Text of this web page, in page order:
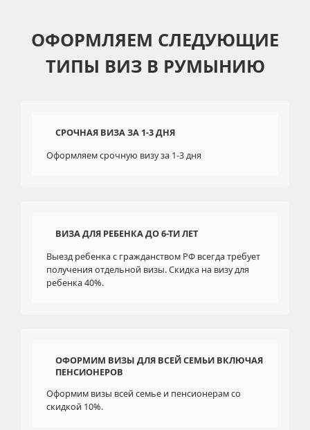
ОФОРМЛЯЕМ СЛЕДУЮЩИЕ
ТИПЫ ВИЗ В РУМЫНИЮ
СРОЧНАЯ ВИЗА ЗА 1-3 ДНЯ
Оформляем срочную визу за 1-3 дня
ВИЗА ДЛЯ РЕБЕНКА ДО 6-ТИ ЛЕТ
Выезд ребенка с гражданством РФ всегда требует
получения отдельной визы. Скидка на визу для
ребенка 40%.
ОФОРМИМ ВИЗЫ ДЛЯ ВСЕЙ СЕМЬИ ВКЛЮЧАЯ
ПЕНСИОНЕРОВ
Оформим визы всей семье и пенсионерам со
скидкой 10%.